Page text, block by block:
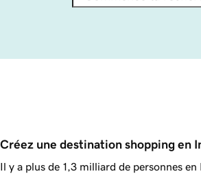
Créez une destination shopping en
Il y a plus de 1,3 milliard de personnes